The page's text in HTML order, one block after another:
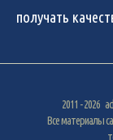
получать
2011 - 2026
Все материалы